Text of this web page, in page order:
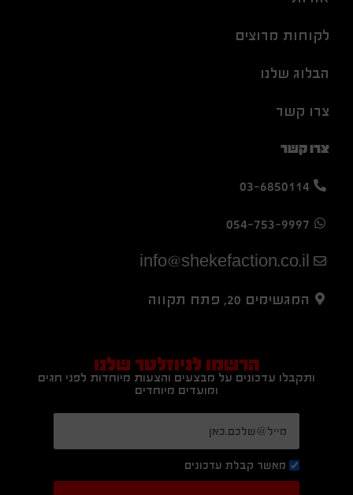
לקוחות מרוצים
הבלוג שלנו
צרו קשר
צרו קשר
03-6850114
054-753-9997
info@shekefaction.co.il
המגשימים 20, פתח תקווה
הרשמו לניוזלטר שלנו
ותקבלו עדכונים על מבצעים והצעות מיוחדות לפני חגים
ומועדים מיוחדים
מאשר קבלת עדכונים